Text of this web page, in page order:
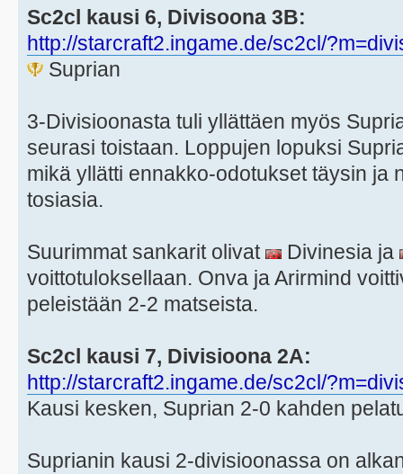
Sc2cl kausi 6, Divisoona 3B:
http://starcraft2.ingame.de/sc2cl/
Suprian
3-Divisioonasta tuli yllättäen myös
seurasi toistaan. Loppujen lopuksi
mikä yllätti ennakko-odotukset täysin ja
tosiasia.
Suurimmat sankarit olivat
Divinesia ja
voittotuloksellaan. Onva ja Arirmind
peleistään 2-2 matseista.
Sc2cl kausi 7, Divisioona 2A:
http://starcraft2.ingame.de/sc2cl/
Kausi kesken, Suprian 2-0 kahden
Suprianin kausi 2-divisioonassa on